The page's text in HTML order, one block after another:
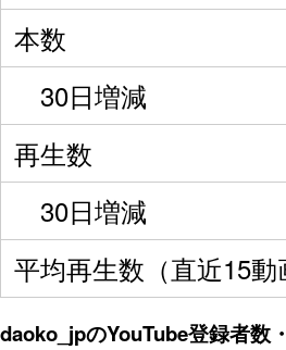
本数
30日増減
再生数
30日増減
平均再生数（直近15動
daoko_jpのYouTube登録者数